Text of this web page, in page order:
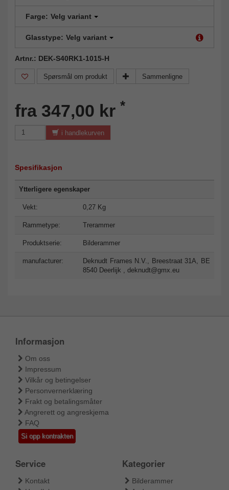
Farge: Velg variant
Glasstype: Velg variant
Artnr.: DEK-S40RK1-1015-H
Spørsmål om produkt Sammenligne
fra 347,00 kr *
i handlekurven
Spesifikasjon
Ytterligere egenskaper
Vekt: 0,27 Kg
Rammetype: Trerammer
Produktserie: Bilderammer
manufacturer:
Deknudt Frames N.V., Breestraat 31A, BE
8540 Deerlijk , deknudt@gmx.eu
Informasjon
Om oss
Impressum
Vilkår og betingelser
Personvernerklæring
Frakt og betalingsmåter
Angrerett og angreskjema
FAQ
Si opp kontrakten
Service
Kontakt
Kategorier
Bilderammer